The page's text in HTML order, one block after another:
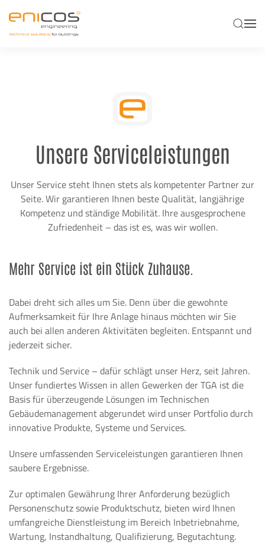
Skip to main content
Unsere Serviceleistungen
Unser Service steht Ihnen stets als kompetenter Partner zur
Seite. Wir garantieren Ihnen beste Qualität, langjährige
Kompetenz und ständige Mobilität. Ihre ausgesprochene
Zufriedenheit – das ist es, was wir wollen.
Mehr Service ist ein Stück Zuhause.
Dabei dreht sich alles um Sie. Denn über die gewohnte
Aufmerksamkeit für Ihre Anlage hinaus möchten wir Sie
auch bei allen anderen Aktivitäten begleiten. Entspannt und
jederzeit sicher.
Technik und Service – dafür schlägt unser Herz, seit Jahren.
Unser fundiertes Wissen in allen Gewerken der TGA ist die
Basis für überzeugende Lösungen im Technischen
Gebäudemanagement abgerundet wird unser Portfolio durch
innovative Produkte, Systeme und Services.
Unsere umfassenden Serviceleistungen garantieren Ihnen
saubere Ergebnisse.
Zur optimalen Gewährung Ihrer Anforderung bezüglich
Personenschutz sowie Produktschutz, bieten wird Ihnen
umfangreiche Dienstleistung im Bereich Inbetriebnahme,
Wartung, Instandhaltung, Qualifizierung, Begutachtung.